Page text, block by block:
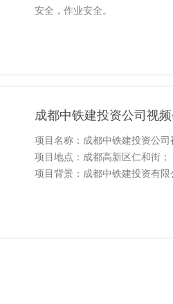
安全，作业安全。
成都中铁建投资公司视
项目名称：成都中铁建投资公司
项目地点：成都高新区仁和街；
项目背景：成都中铁建投资有